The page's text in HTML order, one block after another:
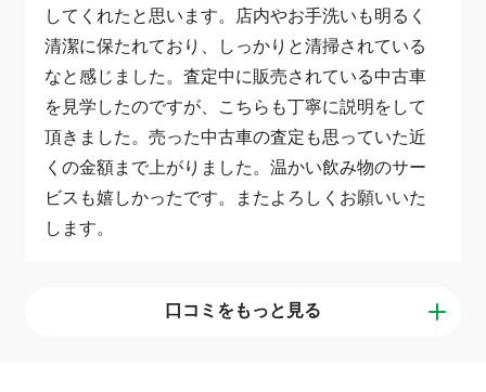
してくれたと思います。店内やお手洗いも明るく
清潔に保たれており、しっかりと清掃されている
なと感じました。査定中に販売されている中古車
を見学したのですが、こちらも丁寧に説明をして
頂きました。売った中古車の査定も思っていた近
くの金額まで上がりました。温かい飲み物のサー
ビスも嬉しかったです。またよろしくお願いいた
します。
口コミをもっと見る